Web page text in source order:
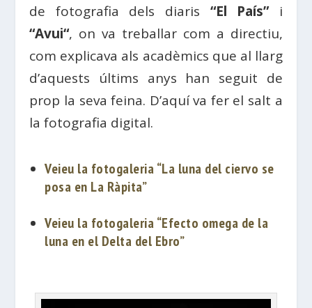
de fotografia dels diaris “El País”i
“Avui“, on va treballar com a directiu,
com explicava als acadèmics que al llarg
d’aquests últims anys han seguit de
prop la sevafeina. D’aquí va fer el salt a
la fotografia digital.
Veieu la fotogaleria “La luna del ciervo se
posa en La Ràpita”
Veieu la fotogaleria “Efecto omega de la
luna en el Delta del Ebro”